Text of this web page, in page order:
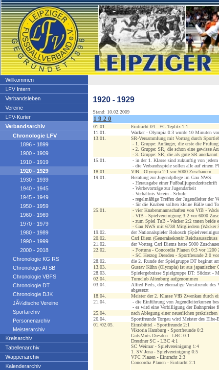
Willkommen
LFV Intern
Verbandsleben
Vereine
LFV-Kurier
Verbandsarchiv
Chronologie LFV
1896 - 1899
1900 - 1909
1910 - 1919
1920 - 1929
1930 - 1939
1940 - 1945
1945 - 1949
1950 - 1959
1960 - 1969
1970 - 1979
1980 - 1989
1990 - 1999
2000 - 2018
Chronologie KG RS
Chronologie ATSB
Chronologie VBFS
Chronologie DT
Chronologie DJK
JÃ¼dische Vereine
Sportarchiv
Personenarchiv
Meisterarchiv
Kreisarchiv
Tabellenarchiv
Wappenarchiv
Kalenderarchiv
1920 - 1929
Stand: 10.02.2009
1 9 2 0
01.01.
Eintracht 04 - FC Teplitz 1:1
11.01.
Wacker - Olympia 0:3 wurde 10 Minuten
13.01.
SR-Versammlung mit Vortrag durch
- 1. Gruppe: Anfänger, die erste die Prüfung
- 2. Gruppe: SR, die schon eine gewisse
- 3. Gruppe: SR, die als gute SR anerkannt
15.01.
- in der 1. Klasse sind zukünftig von jedem
- die Verbandsspiele sollen alle auf einem
18.01.
VfB - Olympia 2:1 vor 5000 Zuschauern
19.01.
Beratung zur Jugendpflege im Gau NWS:
- Herausgabe einer Fußballjugendzeitschrift
- Werbevorträge zur Jugendarbeit
- Verhältnis Verein - Schule
- regelmäßige Treffen der Jugendleiter der
- für die Knaben sollten kleine Bälle und
25.01.
- vier Knabenmannschaften von VfB -
- VfB - Spielvereinigung 3:2 vor 6000
- zum Spiel TuB - Wacker 2:2 traten beide
- Gau NWS mit 6738 Mitgliedern
19.02.
der Nationalspieler Rokosch
20.02.
Carl Diem (Generalsekretär
21.02.
der Vortrag Carl Diems hatte 5000
22.02.
- Fortuna - Concordia Plauen 0:3 vor 1200
- SC Herzog Dresden - Sportfreunde 2:0
28.02.
die 2. Runde der Spielgruppe DT beginnt
13.03.
Gustav Kühn (Olympia) ist aus japanischer
28.03.
Spielergebnisse Spielgruppe DT: Südost -
02.04.
Turnclub Altenburg aufgenommen
03.04.
Alfred Perls, der ehemalige Vorsitzende
abgesetzt
18.04.
Meister der 2. Klasse VfB Zwenkau durch
21.04.
- die Einführung von Jugendleiterkursen
- es wird eine Verbilligung der Bahnpreise
25.04.
nach Ablegung einer neuerlichen
26.04.
Sportfreunde Torgau wird Meister des
01./02.05.
Eimsbüttel - Sportfreunde 2:1
Viktoria Hamburg - Sportfreunde 0:2
GutsMuts Dresden - LBC 0:1
Dresdner SC - LBC 4:1
SC Weimar - Spielvereinigung 1:4
1. SV Jena - Spielvereinigung 0:5
VFC Plauen - Eintracht 2:3
Concordia Plauen - Eintracht 2:1